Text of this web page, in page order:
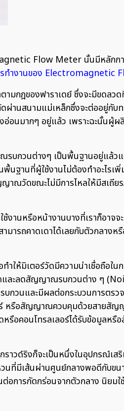
Flow Meter นั้นมีหลักก
ทำงานของ Electromagnetic
มกฎของฟาราเดย์ ซึ่งจะมีขดลว
ผ่านสนามแม่เหล็กซึ่งจะต่ออยู่กับ
นมากๆ อยู่แล้ว เพราะฉะนั้นผู้ผ
กวนต่างๆ เป็นพื้นฐานอยู่แล้วแ
ฐานที่ผู้ใช้งานไม่ต้องทำอะไรเพิ่
ณวัดขณะไม่มีการไหลให้มีสเถีย
านหรือหน้างานบางที่เราก็อาจจ
ามารถคาดเดาได้เลยกับตัวกลาง
ห้มิเตอร์วัดมีความน่าเชื่อถือใน
และลดสัญญาณรบกวนต่าง ๆ
กวนและมีผลต่อกระบวนการตรว
ร์ หรือสัญญาณควบคุมด้วยสายสั
หรือคอนโทรลเลอร์ได้รับข้อมูล
าวด์ริงก็จะเป็นหนึ่งในอุปกรณ์เส
นที่มีเส้นผ่านศูนย์กลางพอดีกับข
อการกัดกร่อนจากตัวกลาง นิยมใ